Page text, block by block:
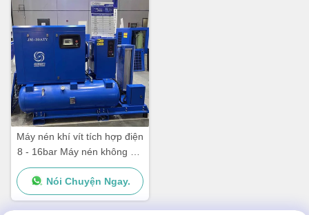
Máy nén khí vít tích hợp điện
8 - 16bar Máy nén không khí
vít kết hợp
Nói Chuyện Ngay.